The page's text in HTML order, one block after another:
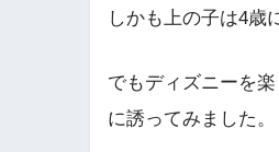
しかも上の子は4歳
でもディズニーを
に誘ってみました。